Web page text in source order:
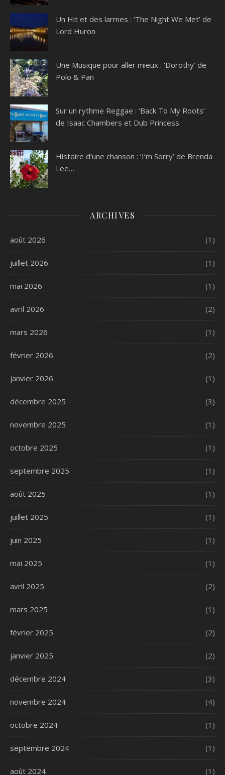
Un Hit et des larmes : ‘The Night We Met’ de
Lord Huron
Une Musique pour aller mieux : ‘Dorothy’ de
Polo & Pan
Sur un rythme Reggae : ‘Back To My Roots’
de Isaac Chambers et Dub Princess
Histoire d’une chanson : ‘I’m Sorry’ de Brenda
Lee…
ARCHIVES
août 2026 (1)
juillet 2026 (1)
mai 2026 (1)
avril 2026 (2)
mars 2026 (1)
février 2026 (2)
janvier 2026 (1)
décembre 2025 (3)
novembre 2025 (1)
octobre 2025 (1)
septembre 2025 (1)
août 2025 (1)
juillet 2025 (1)
juin 2025 (1)
mai 2025 (1)
avril 2025 (2)
mars 2025 (1)
février 2025 (2)
janvier 2025 (2)
décembre 2024 (3)
novembre 2024 (4)
octobre 2024 (1)
septembre 2024 (1)
août 2024 (1)